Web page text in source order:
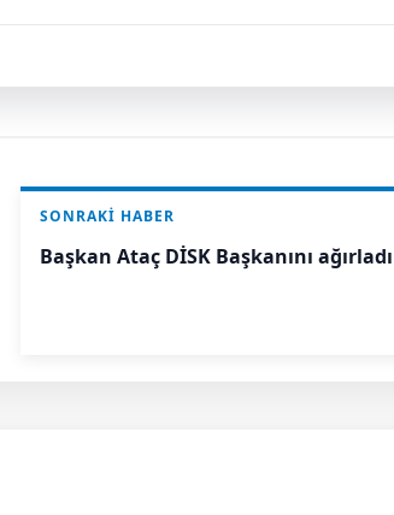
SONRAKI HABER
Başkan Ataç DİSK Başkanını ağırladı